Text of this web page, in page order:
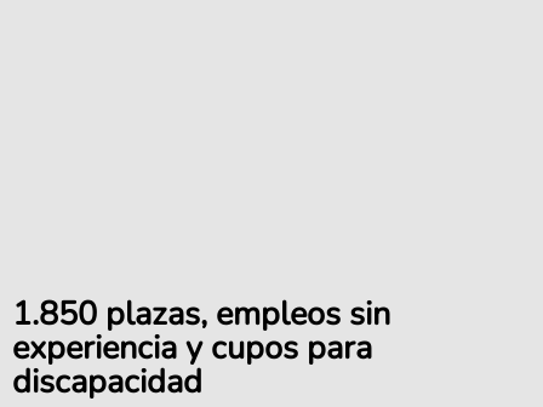
1.850 plazas, empleos sin
experiencia y cupos para
discapacidad